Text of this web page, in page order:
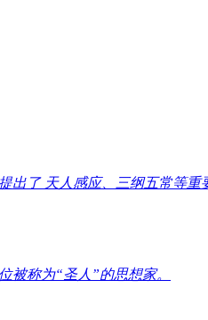
出了 天人感应、三纲五常等重
被称为“圣人”的思想家。